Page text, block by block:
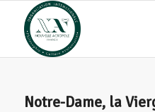
Notre-Dame, la